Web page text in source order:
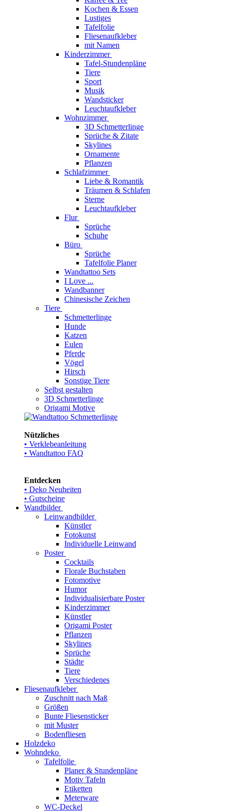
Kochen & Essen
Lustiges
Tafelfolie
Fliesenaufkleber
mit Namen
Kinderzimmer
Tafel-Stundenpläne
Tiere
Sport
Musik
Wandsticker
Leuchtaufkleber
Wohnzimmer
3D Schmetterlinge
Sprüche & Zitate
Skylines
Ornamente
Pflanzen
Schlafzimmer
Liebe & Romantik
Träumen & Schlafen
Sterne
Leuchtaufkleber
Flur
Sprüche
Schuhe
Büro
Sprüche
Tafelfolie Planer
Wandtattoo Sets
I Love ...
Wandbanner
Chinesische Zeichen
Tiere
Schmetterlinge
Hunde
Katzen
Eulen
Pferde
Vögel
Hirsch
Sonstige Tiere
Selbst gestalten
3D Schmetterlinge
Origami Motive
Nützliches
• Verklebeanleitung
• Wandtattoo FAQ
Entdecken
• Deko Neuheiten
• Gutscheine
Wandbilder
Leinwandbilder
Künstler
Fotokunst
Individuelle Leinwand
Poster
Cocktails
Florale Buchstaben
Fotomotive
Humor
Individualisierbare Poster
Kinderzimmer
Künstler
Origami Poster
Pflanzen
Skylines
Sprüche
Städte
Tiere
Verschiedenes
Fliesenaufkleber
Zuschnitt nach Maß
Größen
Bunte Fliesensticker
mit Muster
Bodenfliesen
Holzdeko
Wohndeko
Tafelfolie
Planer & Stundenpläne
Motiv Tafeln
Etiketten
Meterware
WC-Deckel